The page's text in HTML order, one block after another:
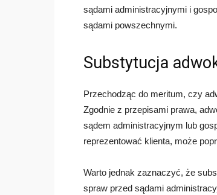
sądami administracyjnymi i
sądami powszechnymi.
Substytucja
Przechodząc do meritum, czy
Zgodnie z przepisami prawa,
sądem administracyjnym lub
reprezentować klienta, może
Warto jednak zaznaczyć, że
spraw przed sądami